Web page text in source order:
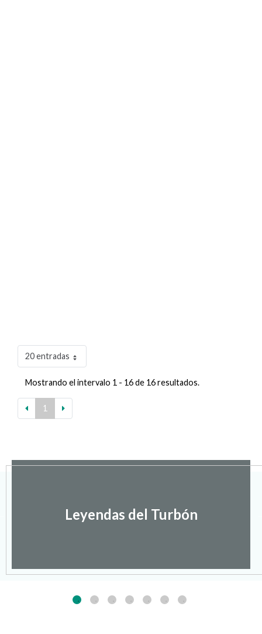
20 entradas
Mostrando el intervalo 1 - 16 de 16 resultados.
1
Leyendas del Turbón